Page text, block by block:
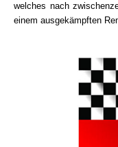
welches nach
einem ausgekämpften